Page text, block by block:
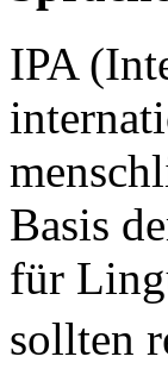
IPA
Basis
für
sollten